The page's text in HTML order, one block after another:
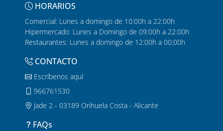
HORARIOS
Comercial: Lunes a domingo de 10:00h a 22:00h
Hipermercado: Lunes a Domingo de 09:00h a 22:00h
Restaurantes: Lunes a domingo de 12:00h a 00:00h
CONTACTO
Escríbenos aquí
966761530
Jade 2 - 03189 Orihuela Costa - Alicante
FAQs